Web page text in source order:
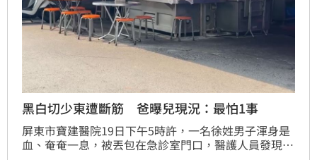
黑白切少東遭斷筋 爸曝兒現況：最怕1事
屏東市寶建醫院19日下午5時許，一名徐姓男子渾身是
血、奄奄一息，被丟包在急診室門口，醫護人員發現